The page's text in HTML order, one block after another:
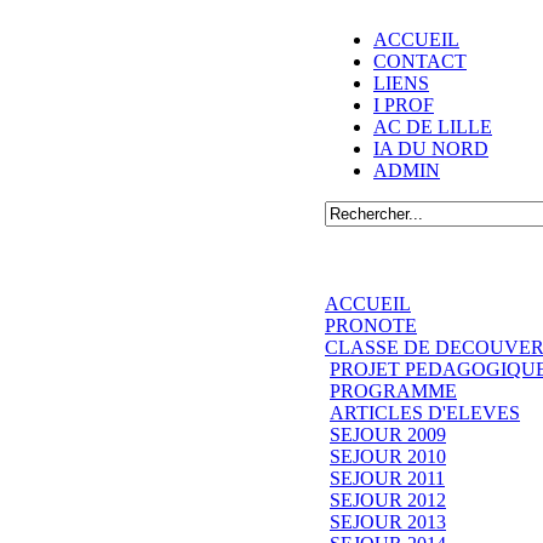
ACCUEIL
CONTACT
LIENS
I PROF
AC DE LILLE
IA DU NORD
ADMIN
ACCUEIL
PRONOTE
CLASSE DE
PROJET
PROGRAMME
ARTICLES D'ELEVES
SEJOUR 2009
SEJOUR 2010
SEJOUR 2011
SEJOUR 2012
SEJOUR 2013